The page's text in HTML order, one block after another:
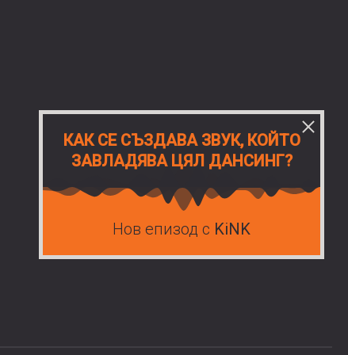
КАК СЕ СЪЗДАВА ЗВУК, КОЙТО
ЗАВЛАДЯВА ЦЯЛ ДАНСИНГ?
Нов епизод с KiNK